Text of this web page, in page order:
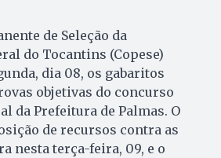
de Seleção da
do Tocantins (Copese)
dia 08, os gabaritos
objetivas do concurso
da Prefeitura de Palmas. O
de recursos contra as
nesta terça-feira, 09, e o